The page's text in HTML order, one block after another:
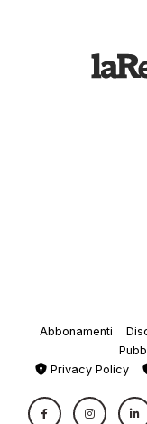
Abbonamenti
Privacy Policy